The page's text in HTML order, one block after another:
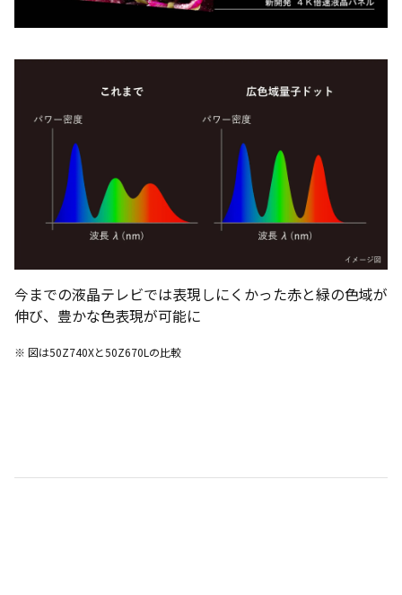
今までの液晶テレビでは表現しにくかった赤と緑の色域が
伸び、豊かな色表現が可能に
※ 図は50Z740Xと50Z670Lの比較